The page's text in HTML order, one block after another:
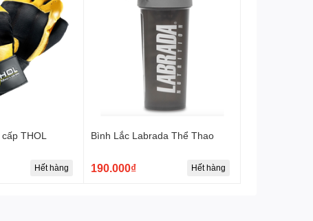
THOL
Hết hàng
Bình Lắc Labrada Thể Thao
190.000₫ Hết hàng